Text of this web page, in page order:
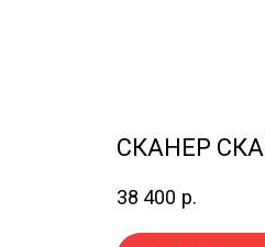
СКАНЕР
38 400 р.